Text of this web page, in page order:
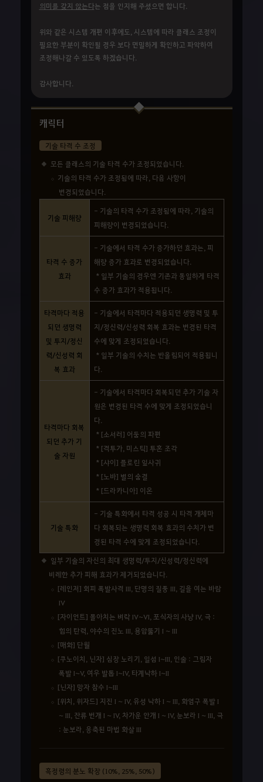
의미를 갖지 않는다는 점을 인지해 주셨으면 합니다.
위와 같은 시스템 개편 이후에도, 시스템에 따라 클래스 조정이
필요한 부분이 확인될 경우 보다 면밀하게 확인하고 파악하여
조정해나갈 수 있도록 하겠습니다.
감사합니다.
캐릭터
기술 타격 수 조정
모든 클래스의 기술 타격 수가 조정되었습니다.
기술의 타격 수가 조정됨에 따라, 다음 사항이
변경되었습니다.
기술 피해량
- 기술의 타격 수가 조정됨에 따라, 기술의
피해량이 변경되었습니다.
타격 수 증가
효과
- 기술에서 타격 수가 증가하던 효과는, 피
해량 증가 효과로 변경되었습니다.
* 일부 기술의 경우엔 기존과 동일하게 타격
수 증가 효과가 적용됩니다.
타격마다 적용
되던 생명력
및 투지/정신
력/신성력 회
복 효과
- 기술에서 타격마다 적용되던 생명력 및 투
지/정신력/신성력 회복 효과는 변경된 타격
수에 맞게 조정되었습니다.
* 일부 기술의 수치는 반올림되어 적용됩니
다.
타격마다 회복
되던 추가 기
술 자원
- 기술에서 타격마다 회복되던 추가 기술 자
원은 변경된 타격 수에 맞게 조정되었습니
다.
* [소서러] 어둠의 파편
* [격투가, 미스틱] 투혼 조각
* [샤이] 플로린 잎사귀
* [노바] 별의 숨결
* [드라카니아] 이온
기술 특화
- 기술 특화에서 타격 성공 시 타격 개체마
다 회복되는 생명력 회복 효과의 수치가 변
경된 타격 수에 맞게 조정되었습니다.
일부 기술의 자신의 최대 생명력/투지/신성력/정신력에
비례한 추가 피해 효과가 제거되었습니다.
[레인저] 회피 폭발사격 III, 단명의 질풍 III, 길을 여는 바람
IV
[자이언트] 몰아치는 벼락 IV~VI, 포식자의 사냥 IV, 극 :
힘의 탄력, 야수의 진노 III, 용암뚫기 I ~ III
[매화] 단월
[쿠노이치, 닌자] 심장 노리기, 일섬 I~III, 인술 : 그림자
폭발 I~V, 여우 발톱 I~IV, 타계낙하 I~II
[닌자] 망자 참수 I~III
[위치, 위자드] 지진 I ~ IV, 유성 낙하 I ~ III, 화염구 폭발 I
~ III, 잔류 번개 I ~ IV, 차가운 안개 I ~ IV, 눈보라 I ~ III, 극
: 눈보라, 응축된 마법 화살 III
흑정령의 분노 확장 (10%, 25%, 50%)